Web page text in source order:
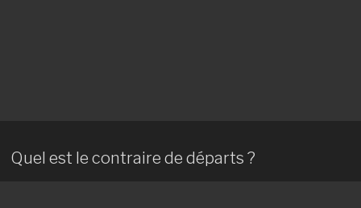
Quel est le contraire de départs ?